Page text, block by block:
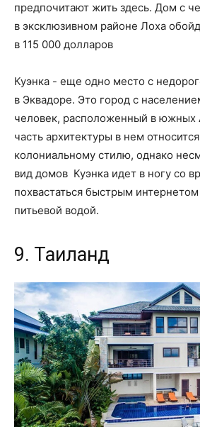
предпочитают жить здесь. Дом с
в эксклюзивном районе Лоха
в 115 000 долларов
Куэнка - еще одно место с
в Эквадоре. Это город с
человек, расположенный в южных
часть архитектуры в нем
колониальному стилю, однако
вид домов Куэнка идет в ногу со
похвастаться быстрым
питьевой водой.
9. Таиланд